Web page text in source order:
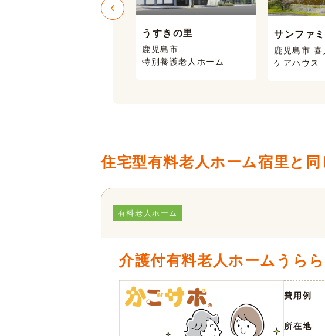
うすきの里
鹿児島市
特別養護老人ホーム
サンファ
鹿児島市 喜
ケアハウス
住宅型有料老人ホーム宿里と
有料老人ホーム
介護付有料老人ホームうらら
費用例
所在地